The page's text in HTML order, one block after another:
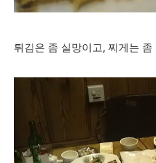
튀김은 좀 실망이고, 찌게는